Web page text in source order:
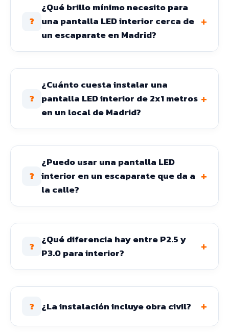
?
¿Qué brillo mínimo necesito para
una pantalla LED interior cerca de
un escaparate en Madrid?
+
?
¿Cuánto cuesta instalar una
pantalla LED interior de 2x1 metros
en un local de Madrid?
+
?
¿Puedo usar una pantalla LED
interior en un escaparate que da a
la calle?
+
?
¿Qué diferencia hay entre P2.5 y
P3.0 para interior?
+
? ¿La instalación incluye obra civil? +